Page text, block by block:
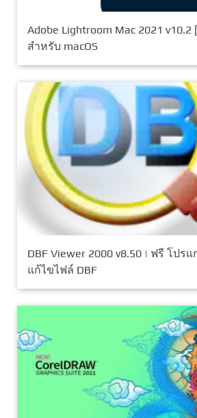
Adobe Lightroom Mac 2021 v10.2
สำหรับ macOS
DBF Viewer 2000 v8.50 | ฟรี โปร
แก้ไขไฟล์ DBF